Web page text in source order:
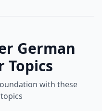
German
Topics
with these